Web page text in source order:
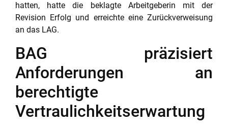
hatten, hatte die beklagte Arbeitgeberin mit der
Revision Erfolg und erreichte eine Zurückverweisung
an das LAG.
BAG präzisiert
Anforderungen an
berechtigte
Vertraulichkeitserwartung